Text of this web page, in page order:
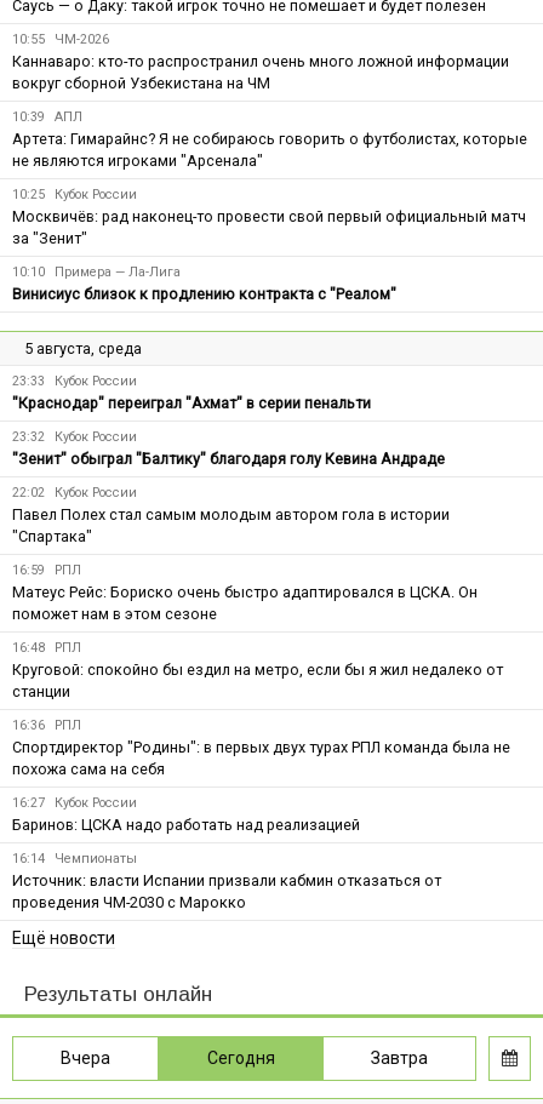
Саусь — о Даку: такой игрок точно не помешает и будет полезен
10:55 ЧМ-2026
Каннаваро: кто-то распространил очень много ложной информации
вокруг сборной Узбекистана на ЧМ
10:39 АПЛ
Артета: Гимарайнс? Я не собираюсь говорить о футболистах, которые
не являются игроками "Арсенала"
10:25 Кубок России
Москвичёв: рад наконец-то провести свой первый официальный матч
за "Зенит"
10:10 Примера — Ла-Лига
Винисиус близок к продлению контракта с "Реалом"
5 августа, среда
23:33 Кубок России
"Краснодар" переиграл "Ахмат" в серии пенальти
23:32 Кубок России
"Зенит" обыграл "Балтику" благодаря голу Кевина Андраде
22:02 Кубок России
Павел Полех стал самым молодым автором гола в истории
"Спартака"
16:59 РПЛ
Матеус Рейс: Бориско очень быстро адаптировался в ЦСКА. Он
поможет нам в этом сезоне
16:48 РПЛ
Круговой: спокойно бы ездил на метро, если бы я жил недалеко от
станции
16:36 РПЛ
Спортдиректор "Родины": в первых двух турах РПЛ команда была не
похожа сама на себя
16:27 Кубок России
Баринов: ЦСКА надо работать над реализацией
16:14 Чемпионаты
Источник: власти Испании призвали кабмин отказаться от
проведения ЧМ-2030 с Марокко
Ещё новости
Результаты онлайн
Вчера Сегодня Завтра